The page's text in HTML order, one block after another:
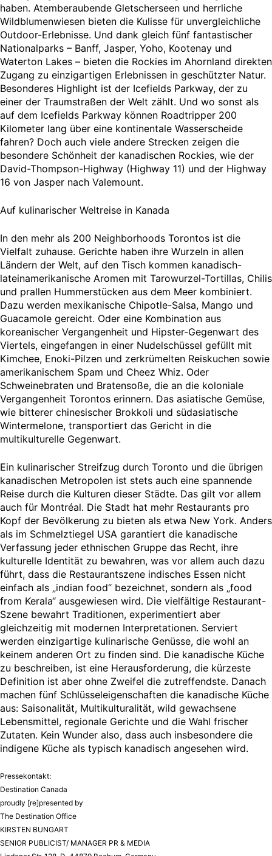
haben. Atemberaubende Gletscherseen und herrliche
Wildblumenwiesen bieten die Kulisse für unvergleichliche
Outdoor-Erlebnisse. Und dank gleich fünf fantastischer
Nationalparks – Banff, Jasper, Yoho, Kootenay und
Waterton Lakes – bieten die Rockies im Ahornland direkten
Zugang zu einzigartigen Erlebnissen in geschützter Natur.
Besonderes Highlight ist der Icefields Parkway, der zu
einer der Traumstraßen der Welt zählt. Und wo sonst als
auf dem Icefields Parkway können Roadtripper 200
Kilometer lang über eine kontinentale Wasserscheide
fahren? Doch auch viele andere Strecken zeigen die
besondere Schönheit der kanadischen Rockies, wie der
David-Thompson-Highway (Highway 11) und der Highway
16 von Jasper nach Valemount.
Auf kulinarischer Weltreise in Kanada
In den mehr als 200 Neighborhoods Torontos ist die
Vielfalt zuhause. Gerichte haben ihre Wurzeln in allen
Ländern der Welt, auf den Tisch kommen kanadisch-
lateinamerikanische Aromen mit Tarowurzel-Tortillas, Chilis
und prallen Hummerstücken aus dem Meer kombiniert.
Dazu werden mexikanische Chipotle-Salsa, Mango und
Guacamole gereicht. Oder eine Kombination aus
koreanischer Vergangenheit und Hipster-Gegenwart des
Viertels, eingefangen in einer Nudelschüssel gefüllt mit
Kimchee, Enoki-Pilzen und zerkrümelten Reiskuchen sowie
amerikanischem Spam und Cheez Whiz. Oder
Schweinebraten und Bratensoße, die an die koloniale
Vergangenheit Torontos erinnern. Das asiatische Gemüse,
wie bitterer chinesischer Brokkoli und südasiatische
Wintermelone, transportiert das Gericht in die
multikulturelle Gegenwart.
Ein kulinarischer Streifzug durch Toronto und die übrigen
kanadischen Metropolen ist stets auch eine spannende
Reise durch die Kulturen dieser Städte. Das gilt vor allem
auch für Montréal. Die Stadt hat mehr Restaurants pro
Kopf der Bevölkerung zu bieten als etwa New York. Anders
als im Schmelztiegel USA garantiert die kanadische
Verfassung jeder ethnischen Gruppe das Recht, ihre
kulturelle Identität zu bewahren, was vor allem auch dazu
führt, dass die Restaurantszene indisches Essen nicht
einfach als „indian food“ bezeichnet, sondern als „food
from Kerala“ ausgewiesen wird. Die vielfältige Restaurant-
Szene bewahrt Traditionen, experimentiert aber
gleichzeitig mit modernen Interpretationen. Serviert
werden einzigartige kulinarische Genüsse, die wohl an
keinem anderen Ort zu finden sind. Die kanadische Küche
zu beschreiben, ist eine Herausforderung, die kürzeste
Definition ist aber ohne Zweifel die zutreffendste. Danach
machen fünf Schlüsseleigenschaften die kanadische Küche
aus: Saisonalität, Multikulturalität, wild gewachsene
Lebensmittel, regionale Gerichte und die Wahl frischer
Zutaten. Kein Wunder also, dass auch insbesondere die
indigene Küche als typisch kanadisch angesehen wird.
Pressekontakt:
Destination Canada
proudly [re]presented by
The Destination Office
KIRSTEN BUNGART
SENIOR PUBLICIST/ MANAGER PR & MEDIA